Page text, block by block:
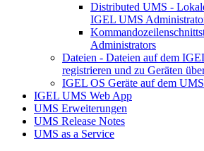
Distributed UMS -
IGEL UMS
Administrators
Dateien - Dateien auf dem
registrieren und zu Geräten
IGEL OS Geräte auf dem
IGEL UMS Web App
UMS Erweiterungen
UMS Release Notes
UMS as a Service